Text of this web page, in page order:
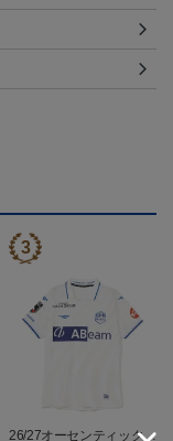
26/27オーセンティックユ